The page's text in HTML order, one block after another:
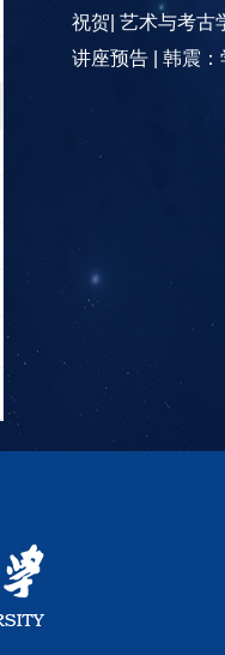
祝贺| 艺术与考古
讲座预告 | 韩震